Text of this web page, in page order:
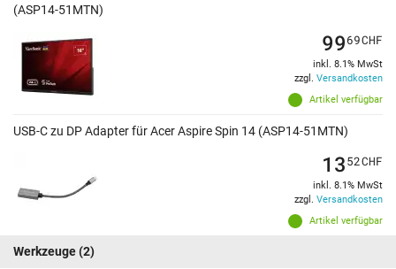
(ASP14-51MTN)
Artikel verfügbar
9969CHF
inkl. 8.1% MwSt
zzgl. Versandkosten
USB-C zu DP Adapter für Acer Aspire Spin 14 (ASP14-51MTN)
Artikel verfügbar
1352CHF
inkl. 8.1% MwSt
zzgl. Versandkosten
Werkzeuge(2)